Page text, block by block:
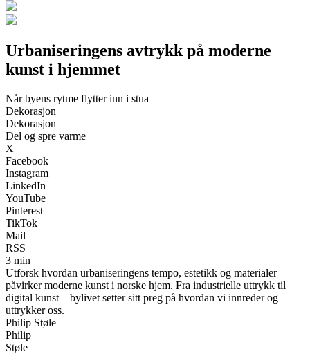
Urbaniseringens avtrykk på moderne
kunst i hjemmet
Når byens rytme flytter inn i stua
Dekorasjon
Dekorasjon
Del og spre varme
X
Facebook
Instagram
LinkedIn
YouTube
Pinterest
TikTok
Mail
RSS
3 min
Utforsk hvordan urbaniseringens tempo, estetikk og materialer
påvirker moderne kunst i norske hjem. Fra industrielle uttrykk til
digital kunst – bylivet setter sitt preg på hvordan vi innreder og
uttrykker oss.
Philip Støle
Philip
Støle